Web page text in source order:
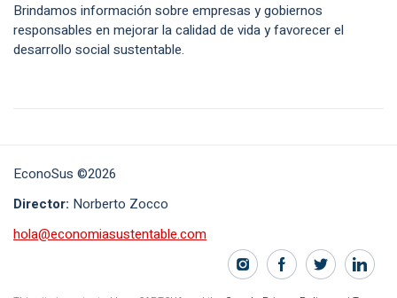
Brindamos información sobre empresas y gobiernos
responsables en mejorar la calidad de vida y favorecer el
desarrollo social sustentable.
EconoSus ©2026
Director: Norberto Zocco
hola@economiasustentable.com